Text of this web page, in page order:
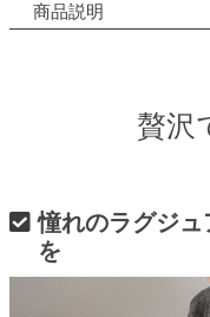
商品説明
贅沢
憧れのラグジ
を